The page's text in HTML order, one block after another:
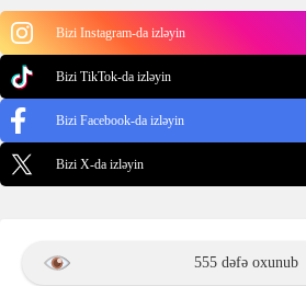
Bizi Instagram-da izləyin
Bizi TikTok-da izləyin
Bizi Facebook-da izləyin
Bizi X-da izləyin
555 dəfə oxunub